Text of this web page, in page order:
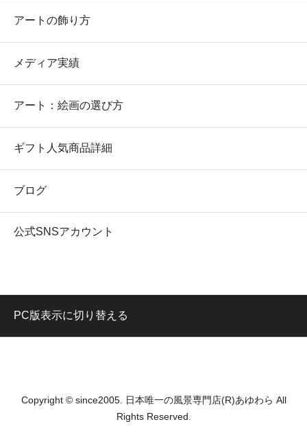
アートの飾り方
メディア実績
アート：絵画の選び方
ギフト人気商品詳細
ブログ
公式SNSアカウント
PC版表示に切り替える
Copyright © since2005. 日本唯一の風景専門店(R)あゆわら All
Rights Reserved.